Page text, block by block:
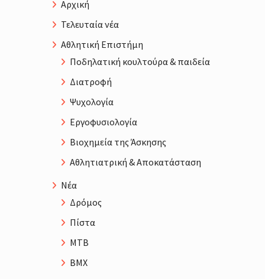
Αρχική
Τελευταία νέα
Αθλητική Επιστήμη
Ποδηλατική κουλτούρα & παιδεία
Διατροφή
Ψυχολογία
Εργοφυσιολογία
Βιοχημεία της Άσκησης
Αθλητιατρική & Αποκατάσταση
Νέα
Δρόμος
Πίστα
MTB
BMX